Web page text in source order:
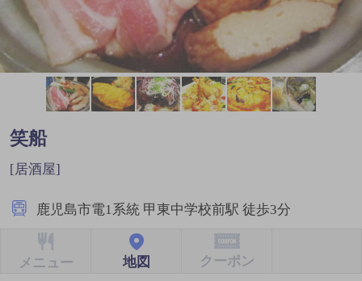
笑船
[居酒屋]
鹿児島市電1系統 甲東中学校前駅 徒歩3分
メニュー 地図 クーポン